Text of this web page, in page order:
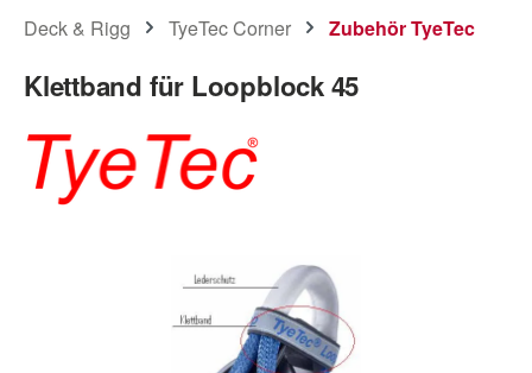
Deck & Rigg TyeTec Corner Zubehör TyeTec
Klettband für Loopblock 45
Bildergalerie überspringen